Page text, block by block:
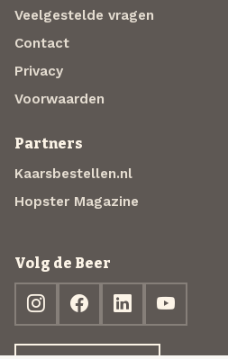
Veelgestelde vragen
Contact
Privacy
Voorwaarden
Partners
Kaarsbestellen.nl
Hopster Magazine
Volg de Beer